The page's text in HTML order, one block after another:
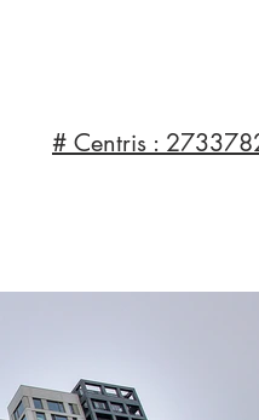
# Centris :